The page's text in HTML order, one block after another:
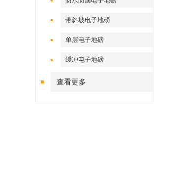
带斜坡电子地磅
单层电子地磅
缓冲电子地磅
查看更多